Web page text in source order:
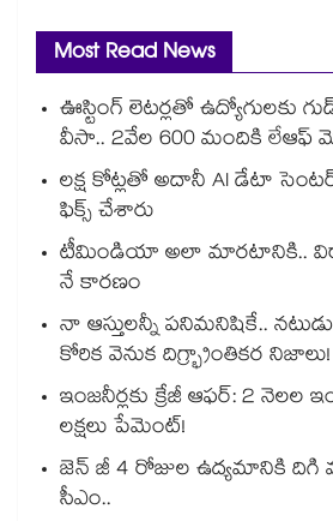
Most Read News
ఊస్టింగ్ లెటర్లతో ఉద్యోగులకు
వీసా.. 2వేల 600 మందికి లేఆఫ్
లక్ష కోట్లతో అదానీ AI డేటా
ఫిక్స్ చేశారు
టీమిండియా అలా మారటానికి..
నే కారణం
నా ఆస్తులన్నీ పనిమనిషికే..
కోరిక వెనుక దిగ్భ్రాంతికర నిజాలు!
ఇంజనీర్లకు క్రేజీ ఆఫర్: 2 నెలల
లక్షలు పేమెంట్!
జెన్ జీ 4 రోజుల ఉద్యమానికి దిగి
సీఎం..